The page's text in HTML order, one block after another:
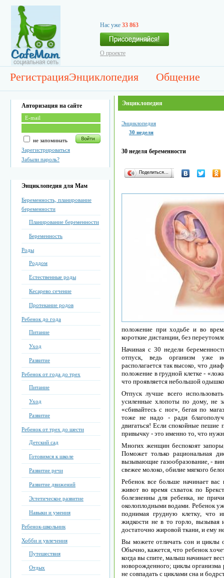
Нас уже 33 863
О проекте
РегистрацияЭнциклопедия Общение
Авторизация на сайте
не запоминать
Зарегистрироваться
Забыли пароль?
Энциклопедия для Мам
Беременность, планирование
беременности
Планирование беременности
Беременность
Роды
Роддом
Естественные роды
Кесарево сечение
Протекание родов
Ребенок до года
Питание
Уход
Развитие
Ребенок от года до трех
Питание
Уход
Развитие
Ребенок от трех до шести
Детский сад
Готовимся к школе
Развитие речи
Развитие движений
Эстетическое развитие
Навыки и умения
Ребенок-школьник
Хобби и увлечения
Путешествия
Отдых
Энциклопедия
Энциклопедия
30 неделя
30 неделя беременности
Поделиться…
положение при ходьбе и во
короткие дистанции, без
Начиная с 30 недели
отпуск, ведь организм уже
располагается так высоко, что
положение в грудной клетке -
что проявляется небольшой
Отпуск лучше всего
усиленные хлопоты по дому, не
«сбивайтесь с ног», бегая по
тоже не надо - ради
двигаться! Если спокойные пешие
привычку - это именно то, что
Многих женщин беспокоят
Поможет только рациональная
вызывающие газообразование, -
свежее молоко, обилие мягкого
Ребенок все больше начинает
живот во время схваток по
болезненны для ребенка, не
околоплодными водами. Ребенок
поднимая грудную клетку, что
жидкости не в то горло, вызывая
достаточно жировой ткани, и ему
Вы можете отличать сон и циклы
Обычно, кажется, что ребенок
когда вы спите, малыш начинает
новорожденного; циклы организма
не совпадать с циклами сна и